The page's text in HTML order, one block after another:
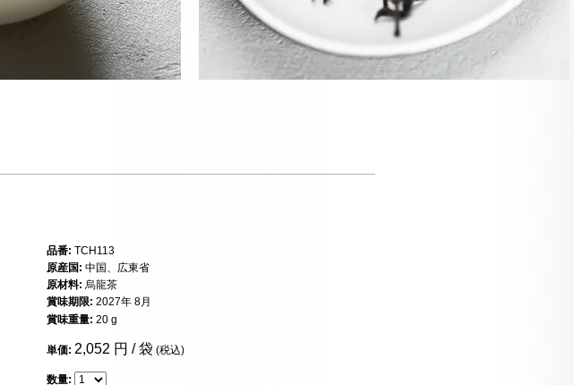
品番: TCH113
原産国: 中国、広東省
原材料: 烏龍茶
賞味期限: 2027年 8月
賞味重量: 20 g
単価: 2,052 円 / 袋 (税込)
数量: